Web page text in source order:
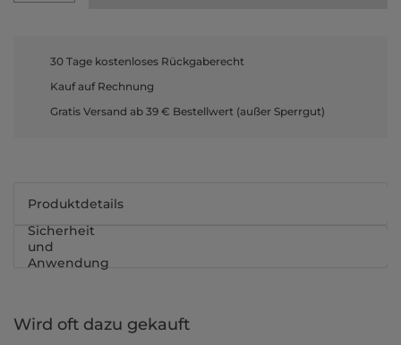
30 Tage kostenloses Rückgaberecht
Kauf auf Rechnung
Gratis Versand ab 39 € Bestellwert (außer Sperrgut)
Produktdetails
Sicherheit
und
Anwendung
Wird oft dazu gekauft